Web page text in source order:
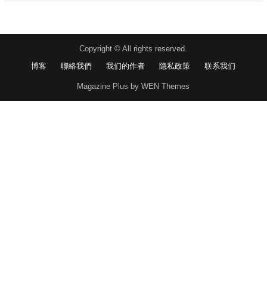
Copyright © All rights reserved.
博客
聯絡我們 我们的作者 隐私政策 联系我们
Magazine Plus by WEN Themes